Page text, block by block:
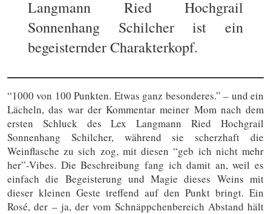
Langmann Ried Hochgrail
Sonnenhang Schilcher ist ein
begeisternder Charakterkopf.
“1000 von 100 Punkten. Etwas ganz besonderes.” – und ein
Lächeln, das war der Kommentar meiner Mom nach dem
ersten Schluck des Lex Langmann Ried Hochgrail
Sonnenhang Schilcher, während sie scherzhaft die
Weinflasche zu sich zog, mit diesen “geb ich nicht mehr
her”-Vibes. Die Beschreibung fang ich damit an, weil es
einfach die Begeisterung und Magie dieses Weins mit
dieser kleinen Geste treffend auf den Punkt bringt. Ein
Rosé, der – ja, der vom Schnäppchenbereich Abstand hält